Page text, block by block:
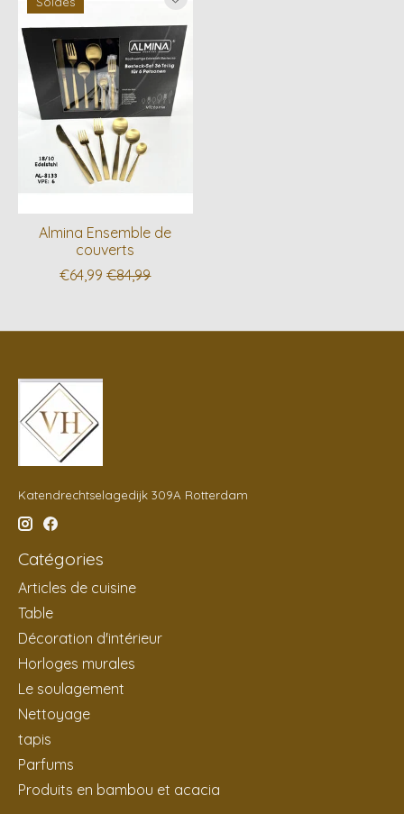
Almina Ensemble de
couverts
€64,99 €84,99
Katendrechtselagedijk 309A Rotterdam
Catégories
Articles de cuisine
Table
Décoration d'intérieur
Horloges murales
Le soulagement
Nettoyage
tapis
Parfums
Produits en bambou et acacia